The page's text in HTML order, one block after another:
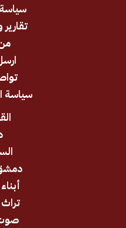
سياسة واقتصاد
تقارير وتحقيقات
ارسل خبرك
تواصل معنا
سياسة الخصوصية
دمشق وريفها
أبناء الجولان
تراث الجولان
صوت الناس